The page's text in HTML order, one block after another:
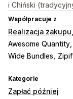
i Chiński
Współpracuje z
Realizacja zakupu
Awesome Quantity
Wide Bundles
Kategorie
Zapłać później